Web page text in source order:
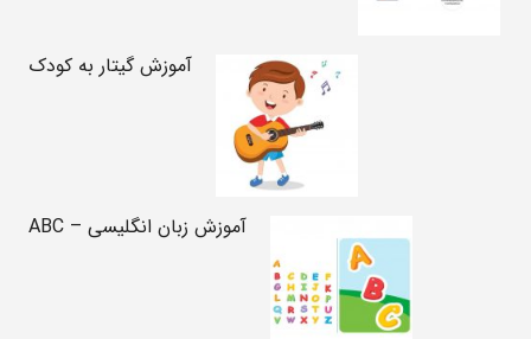
آموزش گیتار به کودک
آموزش زبان انگلیسی – ABC